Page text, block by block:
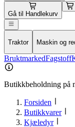
Gå til Handlekurv
Traktor Maskin og
BruktmarkedFagstoff
Butikkbeholdning på
Forsiden
Butikkvarer
Kjæledyr